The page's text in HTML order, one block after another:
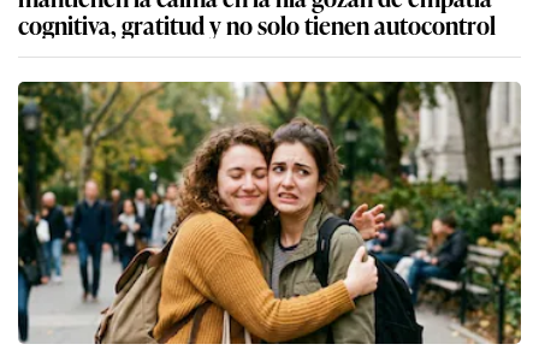
cognitiva, gratitud y no solo tienen autocontrol